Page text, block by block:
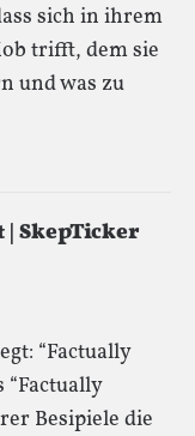
sich in ihrem
trifft, dem sie
und was zu
SkepTicker
“Factually
Besipiele die